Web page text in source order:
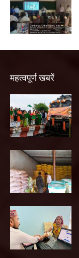
महत्वपूर्ण खबरें